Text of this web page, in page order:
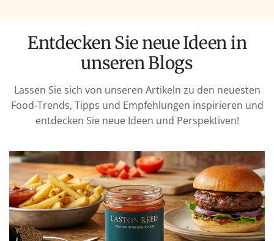
Entdecken Sie neue Ideen in
unseren Blogs
Lassen Sie sich von unseren Artikeln zu den neuesten
Food-Trends, Tipps und Empfehlungen inspirieren und
entdecken Sie neue Ideen und Perspektiven!